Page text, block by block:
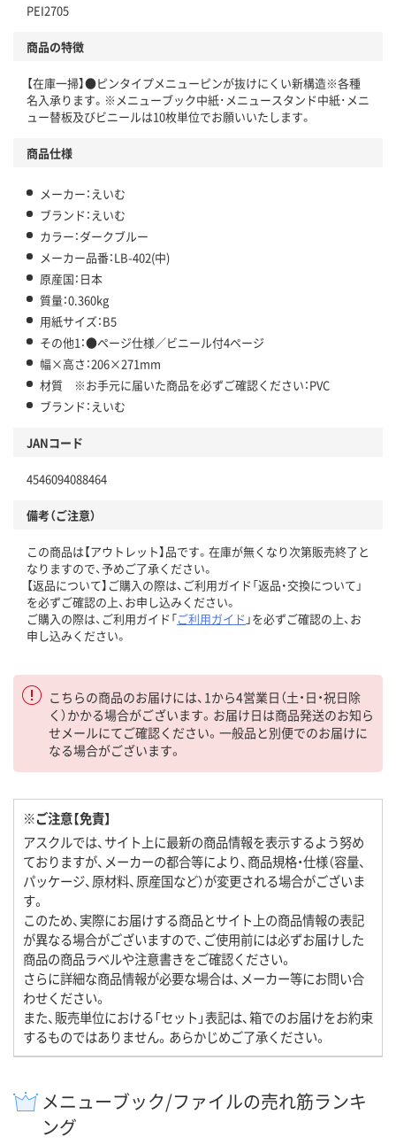
PEI2705
商品の特徴
【在庫一掃】●ピンタイプメニューピンが抜けにくい新構造※各種
名入承ります。※メニューブック中紙･メニュースタンド中紙･メニ
ュー替板及びビニールは10枚単位でお願いいたします。
商品仕様
メーカー：えいむ
ブランド：えいむ
カラー：ダークブルー
メーカー品番：LB-402(中)
原産国：日本
質量：0.360kg
用紙サイズ：B5
その他1：●ページ仕様／ビニール付4ページ
幅×高さ：206×271mm
材質 ※お手元に届いた商品を必ずご確認ください：PVC
ブランド：えいむ
JANコード
4546094088464
備考（ご注意）
この商品は【アウトレット】品です。在庫が無くなり次第販売終了と
なりますので、予めご了承ください。
【返品について】ご購入の際は、ご利用ガイド「返品・交換について」
を必ずご確認の上、お申し込みください。
ご購入の際は、ご利用ガイド「ご利用ガイド 」を必ずご確認の上、お
申し込みください。
こちらの商品のお届けには、1から4営業日（土・日・祝日除
く）かかる場合がございます。お届け日は商品発送のお知ら
せメールにてご確認ください。一般品と別便でのお届けに
なる場合がございます。
※ご注意【免責】
アスクルでは、サイト上に最新の商品情報を表示するよう努め
ておりますが、メーカーの都合等により、商品規格・仕様（容量、
パッケージ、原材料、原産国など）が変更される場合がございま
す。
このため、実際にお届けする商品とサイト上の商品情報の表記
が異なる場合がございますので、ご使用前には必ずお届けした
商品の商品ラベルや注意書きをご確認ください。
さらに詳細な商品情報が必要な場合は、メーカー等にお問い合
わせください。
また、販売単位における「セット」表記は、箱でのお届けをお約束
するものではありません。あらかじめご了承ください。
メニューブック/ファイルの売れ筋ランキ
ング